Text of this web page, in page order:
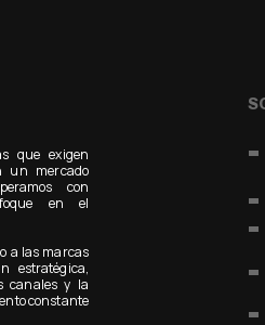
que exigen
un mercado
con
en el
a las marcas
estratégica,
canales y la
constante